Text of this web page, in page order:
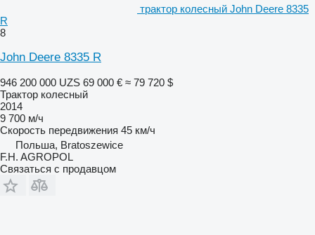
трактор колесный John Deere 8335
R
8
John Deere 8335 R
946 200 000 UZS 69 000 € ≈ 79 720 $
Трактор колесный
2014
9 700 м/ч
Скорость передвижения 45 км/ч
Польша, Bratoszewice
F.H. AGROPOL
Связаться с продавцом